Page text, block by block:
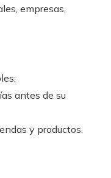
empresas,
antes de su
y productos.